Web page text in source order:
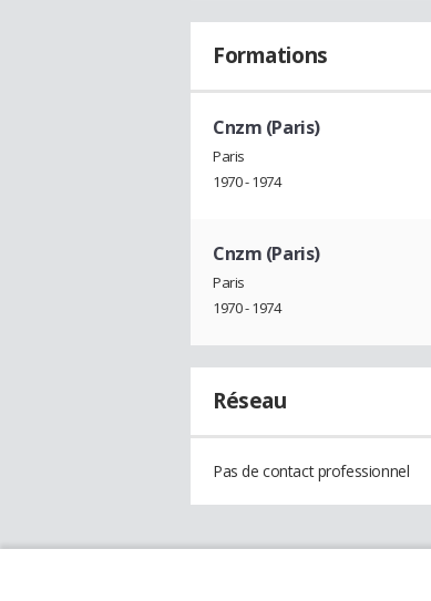
Formations
Cnzm (Paris)
Paris
1970 - 1974
Cnzm (Paris)
Paris
1970 - 1974
Réseau
Pas de contact professionnel